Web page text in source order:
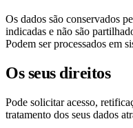
Os dados são conservados
indicadas e não são
Podem ser processados em
Os seus direitos
Pode solicitar acesso,
tratamento dos seus dados